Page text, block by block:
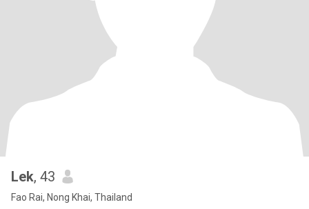
Lek, 43
Fao Rai, Nong Khai, Thailand